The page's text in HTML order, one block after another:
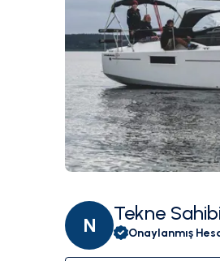
N
Tekne Sahibi
Onaylanmış